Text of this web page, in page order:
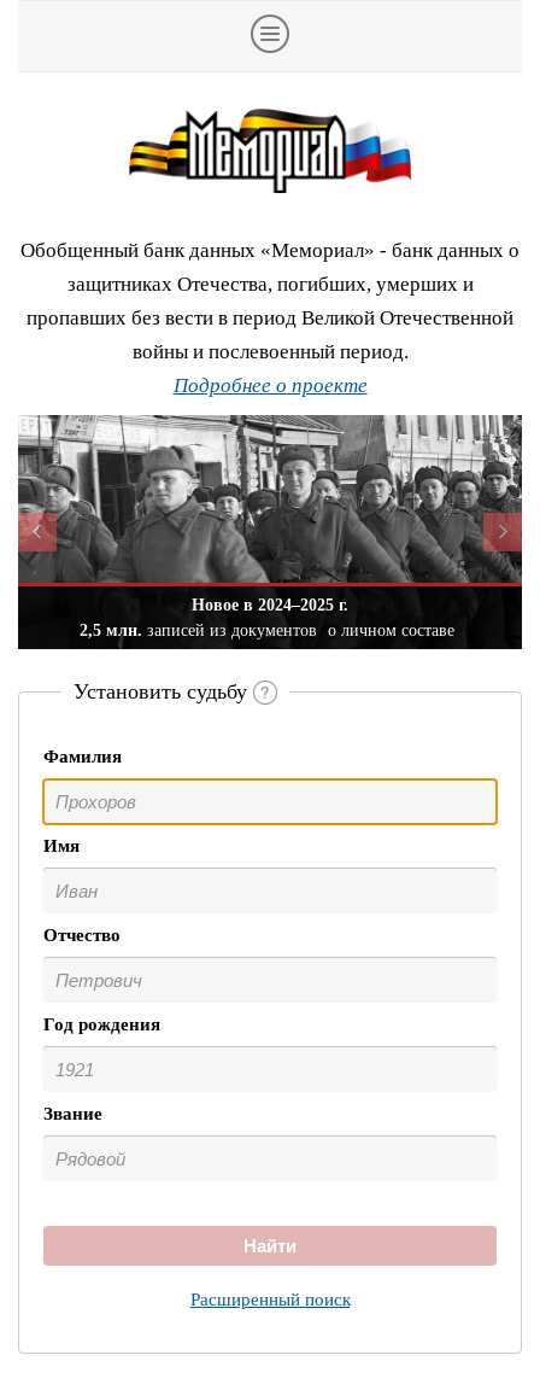
Обобщенный банк данных «Мемориал» - банк данных о
защитниках Отечества, погибших, умерших и
пропавших без вести в период Великой Отечественной
войны и послевоенный период.
Подробнее о проекте
Новое в 2024–2025 г.
2,5 млн. записей из документов о личном составе
Установить судьбу
Фамилия
Имя
Отчество
Год рождения
Звание
Найти
Расширенный поиск